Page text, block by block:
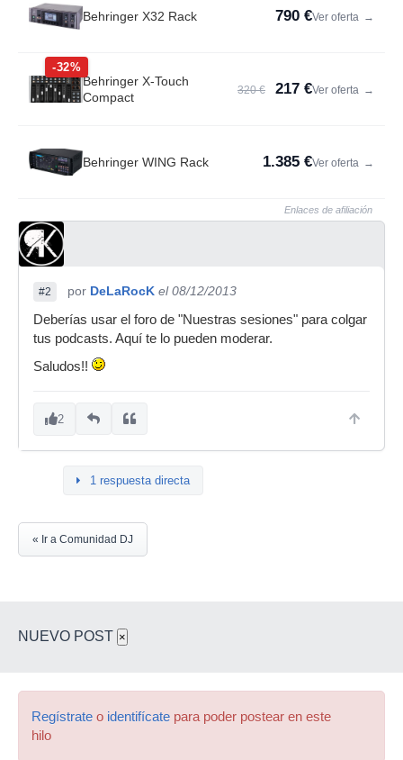
Behringer X32 Rack 790 €Ver oferta →
-32%
Behringer X-Touch
Compact
320 € 217 €Ver oferta →
Behringer WING Rack 1.385 €Ver oferta →
Enlaces de afiliación
#2 por DeLaRocK el 08/12/2013
Deberías usar el foro de "Nuestras sesiones" para colgar
tus podcasts. Aquí te lo pueden moderar.
Saludos!!
2
1 respuesta directa
« Ir a Comunidad DJ
NUEVO POST ×
Regístrate o identifícate para poder postear en este
hilo